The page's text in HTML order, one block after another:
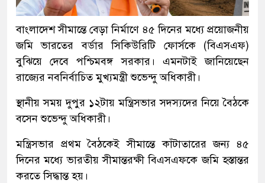
বাংলাদেশ সীমান্তে বেড়া নির্মাণে ৪৫ দিনের মধ্যে প্রয়োজনীয়
জমি ভারতের বর্ডার সিকিউরিটি ফোর্সকে (বিএসএফ)
বুঝিয়ে দেবে পশ্চিমবঙ্গ সরকার। এমনটাই জানিয়েছেন
রাজ্যের নবনির্বাচিত মুখ্যমন্ত্রী শুভেন্দু অধিকারী।
স্থানীয় সময় দুপুর ১২টায় মন্ত্রিসভার সদস্যদের নিয়ে বৈঠকে
বসেন শুভেন্দু অধিকারী।
মন্ত্রিসভার প্রথম বৈঠকেই সীমান্তে কাঁটাতারের জন্য ৪৫
দিনের মধ্যে ভারতীয় সীমান্তরক্ষী বিএসএফকে জমি হস্তান্তর
করতে সিদ্ধান্ত হয়।